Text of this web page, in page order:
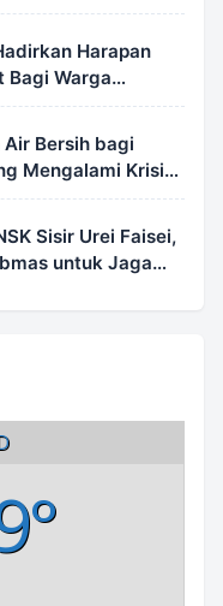
Harapan
Bagi Warga
Bersih bagi
Mengalami Krisis
Sisir Urei Faisei,
untuk Jaga